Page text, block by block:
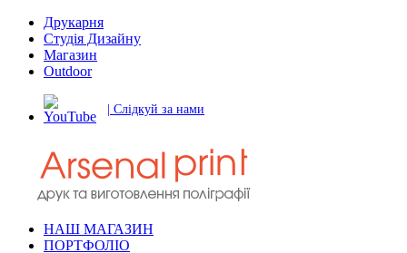
Друкарня
Студія Дизайну
Магазин
Outdoor
| Слідкуй за нами
НАШ МАГАЗИН
ПОРТФОЛІО